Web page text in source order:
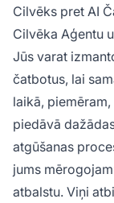
Cilvēks pret AI
Cilvēka Aģentu
Jūs varat
čatbotus, lai
laikā,
piedāvā
atgūšanas
jums
atbalstu. Viņi